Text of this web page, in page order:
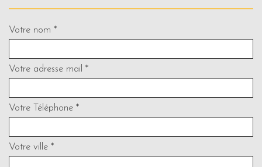
Votre nom *
Votre adresse mail *
Votre Téléphone *
Votre ville *